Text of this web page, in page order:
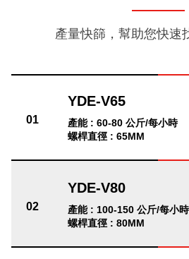
產量快篩，幫助您快速
產能 : 60-80 公斤/每小時
螺桿直徑 : 65MM
產能 : 100-150 公斤/每小時
螺桿直徑 : 80MM